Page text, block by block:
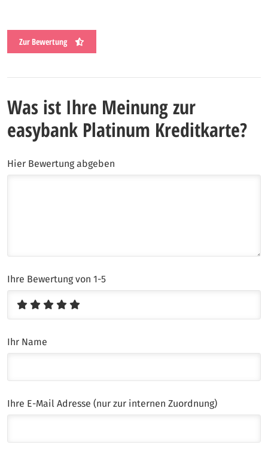
Zur Bewertung
Was ist Ihre Meinung zur
easybank Platinum Kreditkarte?
Hier Bewertung abgeben
Ihre Bewertung von 1-5
Ihr Name
Ihre E-Mail Adresse (nur zur internen Zuordnung)